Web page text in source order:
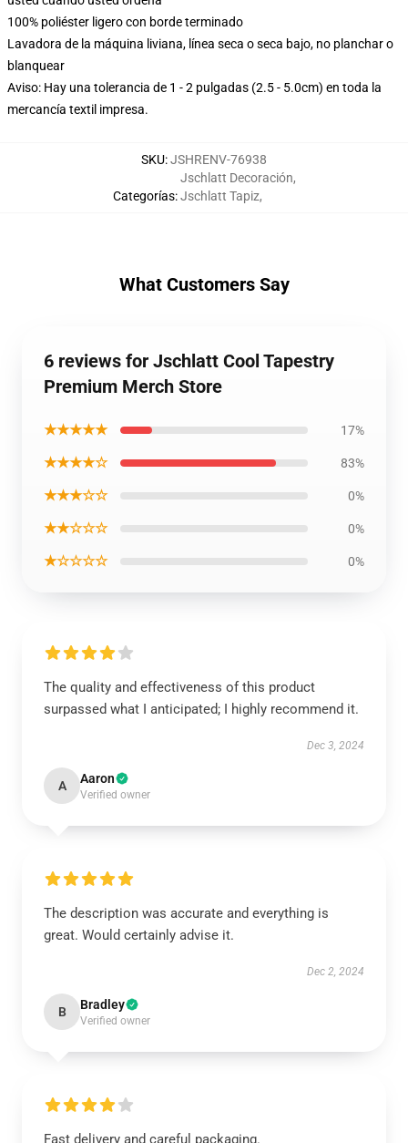
100% poliéster ligero con borde terminado
Lavadora de la máquina liviana, línea seca o seca bajo, no planchar o
blanquear
Aviso: Hay una tolerancia de 1 - 2 pulgadas (2.5 - 5.0cm) en toda la
mercancía textil impresa.
SKU:JSHRENV-76938
Categorías:
Jschlatt Decoración,
Jschlatt Tapiz,
What Customers Say
6 reviews for Jschlatt Cool Tapestry
Premium Merch Store
★★★★★ 17%
★★★★☆ 83%
★★★☆☆ 0%
★★☆☆☆ 0%
★☆☆☆☆ 0%
The quality and effectiveness of this product
surpassed what I anticipated; I highly recommend it.
Dec 3, 2024
A Aaron
Verified owner
The description was accurate and everything is
great. Would certainly advise it.
Dec 2, 2024
B Bradley
Verified owner
Fast delivery and careful packaging.